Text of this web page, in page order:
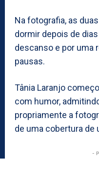
Na fotografia, as
dormir depois de
descanso e por uma
pausas.
Tânia Laranjo
com humor,
propriamente a
de uma cobertura de
-